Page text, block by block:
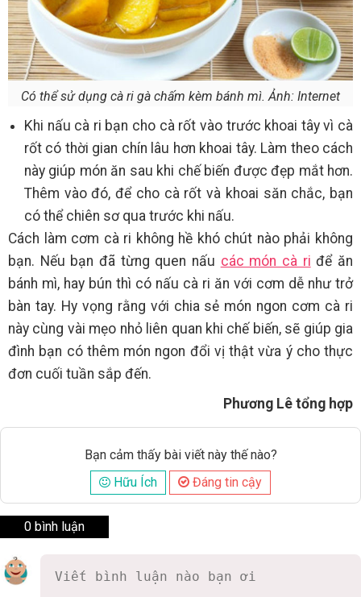
Có thể sử dụng cà ri gà chấm kèm bánh mì. Ảnh: Internet
Khi nấu cà ri bạn cho cà rốt vào trước khoai tây vì cà
rốt có thời gian chín lâu hơn khoai tây. Làm theo cách
này giúp món ăn sau khi chế biến được đẹp mắt hơn.
Thêm vào đó, để cho cà rốt và khoai săn chắc, bạn
có thể chiên sơ qua trước khi nấu.
Cách làm cơm cà ri không hề khó chút nào phải không
bạn. Nếu bạn đã từng quen nấu các món cà ri để ăn
bánh mì, hay bún thì có nấu cà ri ăn với cơm dễ như trở
bàn tay. Hy vọng rằng với chia sẻ món ngon cơm cà ri
này cùng vài mẹo nhỏ liên quan khi chế biến, sẽ giúp gia
đình bạn có thêm món ngon đổi vị thật vừa ý cho thực
đơn cuối tuần sắp đến.
Phương Lê tổng hợp
Bạn cảm thấy bài viết này thế nào?
Hữu Ích
Đáng tin cậy
0 bình luận